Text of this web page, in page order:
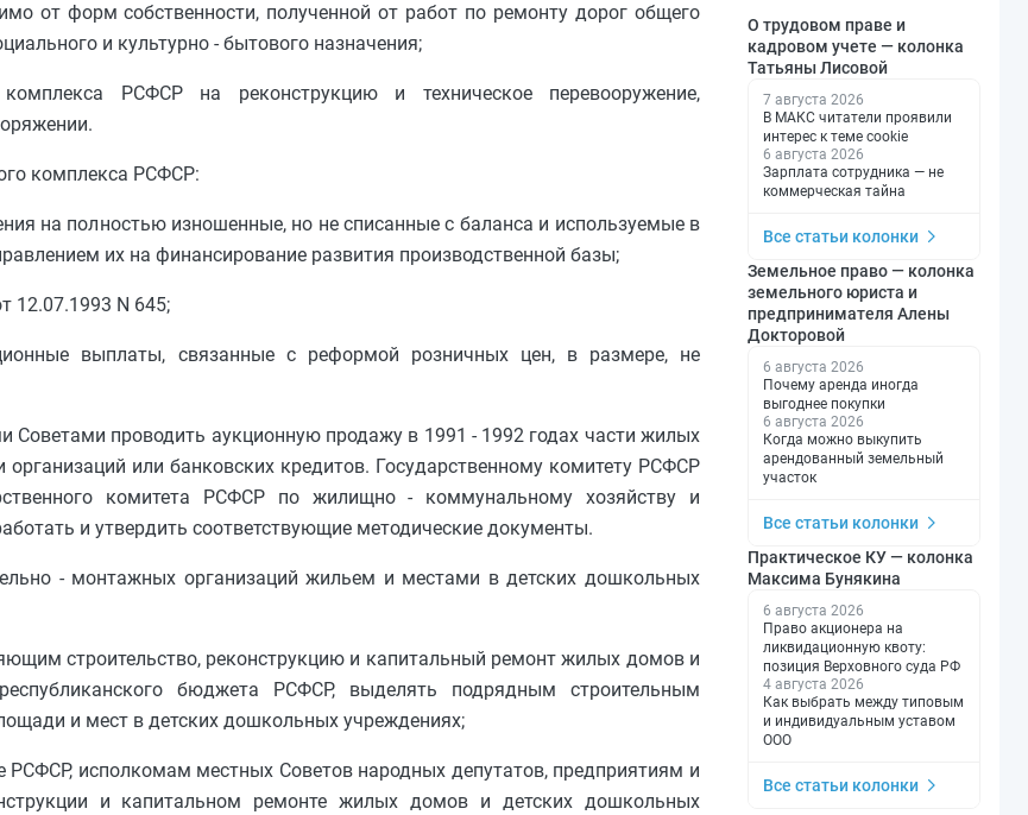
от форм собственности, полученной от работ по ремонту дорог общего
и культурно - бытового назначения;
РСФСР на реконструкцию и техническое перевооружение,
комплекса РСФСР:
на полностью изношенные, но не списанные с баланса и используемые в
их на финансирование развития производственной базы;
12.07.1993 N 645;
выплаты, связанные с реформой розничных цен, в размере, не
проводить аукционную продажу в 1991 - 1992 годах части жилых
или банковских кредитов. Государственному комитету РСФСР
комитета РСФСР по жилищно - коммунальному хозяйству и
и утвердить соответствующие методические документы.
- монтажных организаций жильем и местами в детских дошкольных
строительство, реконструкцию и капитальный ремонт жилых домов и
бюджета РСФСР, выделять подрядным строительным
и мест в детских дошкольных учреждениях;
исполкомам местных Советов народных депутатов, предприятиям и
и капитальном ремонте жилых домов и детских дошкольных
О трудовом праве и
кадровом учете — колонка
Татьяны Лисовой
7 августа 2026
В МАКС читатели проявили
интерес к теме cookie
6 августа 2026
Зарплата сотрудника — не
коммерческая тайна
Все статьи колонки
Земельное право — колонка
земельного юриста и
предпринимателя Алены
Докторовой
6 августа 2026
Почему аренда иногда
выгоднее покупки
6 августа 2026
Когда можно выкупить
арендованный земельный
участок
Все статьи колонки
Практическое КУ — колонка
Максима Бунякина
6 августа 2026
Право акционера на
ликвидационную квоту:
позиция Верховного суда РФ
4 августа 2026
Как выбрать между типовым
и индивидуальным уставом
ООО
Все статьи колонки